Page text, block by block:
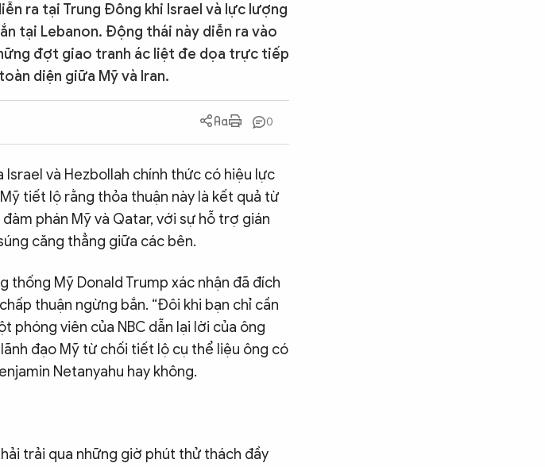
ra tại Trung Đông khi Israel và lực lượng
tại Lebanon. Động thái này diễn ra vào
đợt giao tranh ác liệt đe dọa trực tiếp
diện giữa Mỹ và Iran.
0
và Hezbollah chính thức có hiệu lực
tiết lộ rằng thỏa thuận này là kết quả từ
phán Mỹ và Qatar, với sự hỗ trợ gián
căng thẳng giữa các bên.
thống Mỹ Donald Trump xác nhận đã đích
thuận ngừng bắn. “Đôi khi bạn chỉ cần
phóng viên của NBC dẫn lại lời của ông
đạo Mỹ từ chối tiết lộ cụ thể liệu ông có
Netanyahu hay không.
trải qua những giờ phút thử thách đầy